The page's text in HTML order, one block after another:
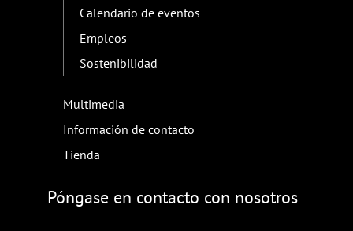
Calendario de eventos
Empleos
Sostenibilidad
Multimedia
Información de contacto
Tienda
Póngase en contacto con nosotros